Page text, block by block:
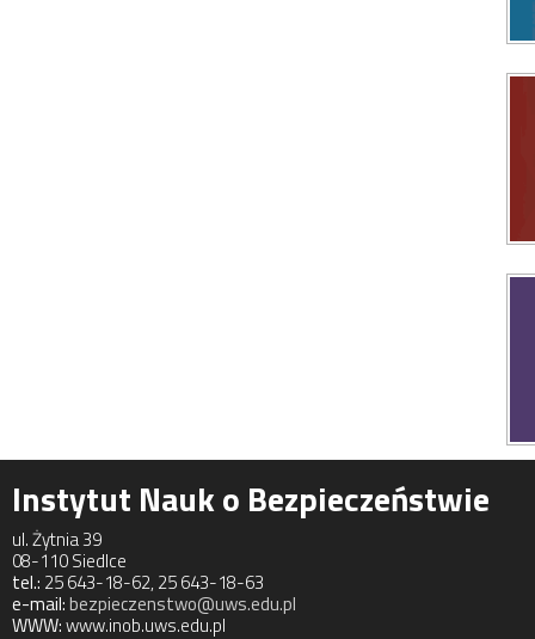
Instytut Nauk o Bezpieczeństwie
ul. Żytnia 39
08-110 Siedlce
tel.: 25 643-18-62, 25 643-18-63
e-mail:bezpieczenstwo@uws.edu.pl
WWW:www.inob.uws.edu.pl